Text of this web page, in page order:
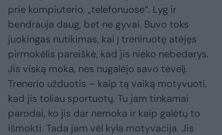
prie kompiuterio, „telefonuose“. Lyg ir
bendrauja daug, bet ne gyvai. Buvo toks
juokingas nutikimas, kai į treniruotę atėjęs
pirmokėlis pareiškė, kad jis nieko nebedarys.
Jis viską moka, nes nugalėjo savo tėvelį.
Trenerio užduotis – kaip tą vaiką motyvuoti,
kad jis toliau sportuotų. Tu jam tinkamai
parodai, ko jis dar nemoka ir kaip galėtų to
išmokti. Tada jam vėl kyla motyvacija. Jis